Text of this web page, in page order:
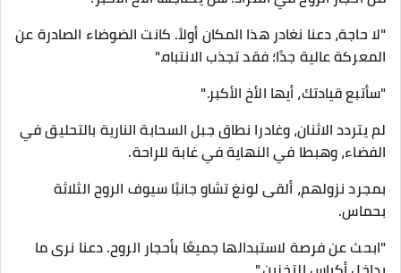
"لا حاجة، دعنا نغادر هذا المكان أولاً. كانت الضوضاء الصادرة عن
المعركة عالية جدًا؛ فقد تجذب الانتباه."
"سأتبع قيادتك، أيها الأخ الأكبر."
لم يتردد الاثنان، وغادرا نطاق جبل السحابة النارية بالتحليق في
الفضاء، وهبطا في النهاية في غابة للراحة.
بمجرد نزولهم، ألقى لونغ تشاو جانبًا سيوف الروح الثلاثة
بحماس.
"ابحث عن فرصة لاستبدالها جميعًا بأحجار الروح. دعنا نرى ما